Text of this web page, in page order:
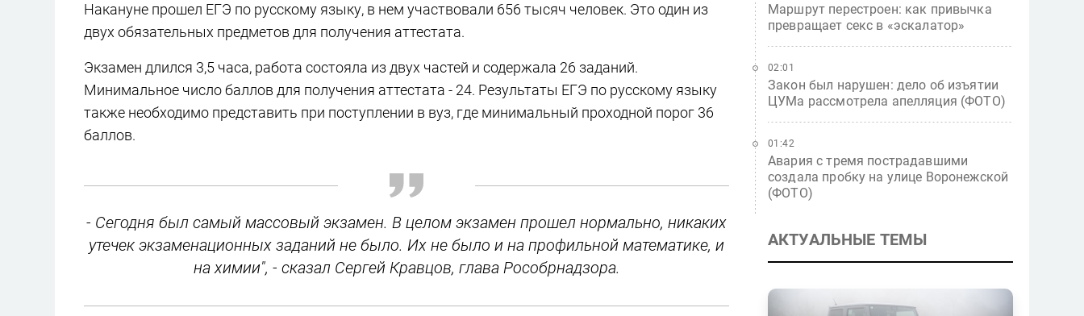
Накануне прошел ЕГЭ по русскому языку, в нем участвовали 656 тысяч человек. Это один из
двух обязательных предметов для получения аттестата.
Экзамен длился 3,5 часа, работа состояла из двух частей и содержала 26 заданий.
Минимальное число баллов для получения аттестата - 24. Результаты ЕГЭ по русскому языку
также необходимо представить при поступлении в вуз, где минимальный проходной порог 36
баллов.
- Сегодня был самый массовый экзамен. В целом экзамен прошел нормально, никаких
утечек экзаменационных заданий не было. Их не было и на профильной математике, и
на химии", - сказал Сергей Кравцов, глава Рособрнадзора.
Маршрут перестроен: как привычка
превращает секс в «эскалатор»
Закон был нарушен: дело об изъятии
ЦУМа рассмотрела апелляция (ФОТО)
02:01
Авария с тремя пострадавшими
создала пробку на улице Воронежской
(ФОТО)
01:42
АКТУАЛЬНЫЕ ТЕМЫ